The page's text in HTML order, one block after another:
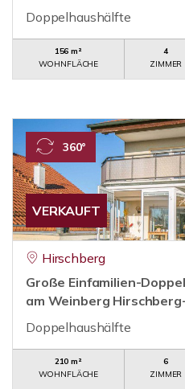
Doppelhaushälfte
156 m²
WOHNFLÄCHE
4
ZIMMER
VERKAUFT
360°
Hirschberg
Große Einfamilien-
am Weinberg
Doppelhaushälfte
210 m²
WOHNFLÄCHE
6
ZIMMER